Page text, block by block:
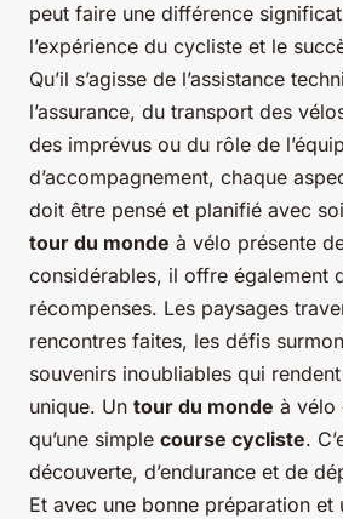
peut faire une différence
l’expérience du cycliste et le
Qu’il s’agisse de l’assistance
l’assurance, du transport des
des imprévus ou du rôle de
d’accompagnement, chaque
doit être pensé et planifié avec
tour du monde à vélo présente
considérables, il offre également
récompenses. Les paysages
rencontres faites, les défis
souvenirs inoubliables qui
unique. Un tour du monde à vélo
qu’une simple course cycliste.
découverte, d’endurance et de
Et avec une bonne préparation et